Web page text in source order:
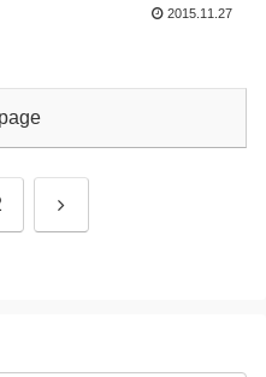
2015.11.27
Next